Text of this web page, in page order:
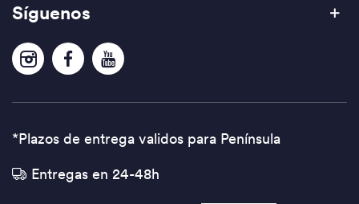
Síguenos
*Plazos de entrega validos para Península
Entregas en 24-48h